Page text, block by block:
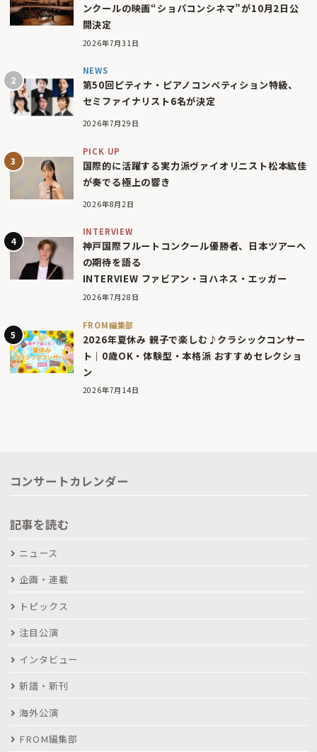
ンクールの映画“ショパコンシネマ”が10月2日公
開決定
2026年7月31日
NEWS
第50回ピティナ・ピアノコンペティション特級、
セミファイナリスト6名が決定
2026年7月29日
PICK UP
国際的に活躍する実力派ヴァイオリニスト松本紘佳
が奏でる極上の響き
2026年8月2日
INTERVIEW
神戸国際フルートコンクール優勝者、日本ツアーへ
の期待を語る
INTERVIEW ファビアン・ヨハネス・エッガー
2026年7月28日
FROM編集部
2026年夏休み 親子で楽しむ♪クラシックコンサー
ト｜0歳OK・体験型・本格派 おすすめセレクショ
ン
2026年7月14日
コンサートカレンダー
記事を読む
ニュース
企画・連載
トピックス
注目公演
インタビュー
新譜・新刊
海外公演
FROM編集部